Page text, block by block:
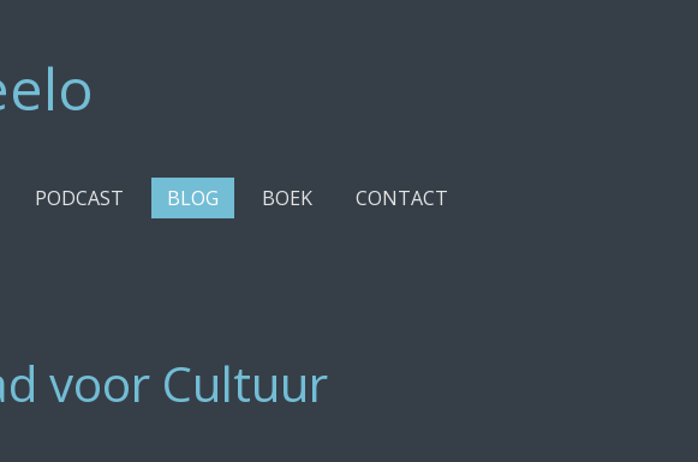
PODCAST BLOG BOEK CONTACT
voor Cultuur